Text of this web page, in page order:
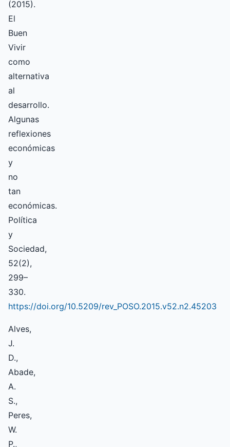
(2015).
El
Buen
Vivir
como
alternativa
al
desarrollo.
Algunas
reflexiones
económicas
y
no
tan
económicas.
Política
y
Sociedad,
52(2),
299–
330.
https://doi.org/10.5209/rev_POSO.2015.v52.n2.45203
Alves,
J.
D.,
Abade,
A.
S.,
Peres,
W.
P.,